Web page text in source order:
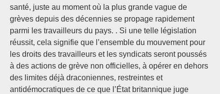
santé, juste au moment où la plus grande vague de
grèves depuis des décennies se propage rapidement
parmi les travailleurs du pays. . Si une telle législation
réussit, cela signifie que l’ensemble du mouvement pour
les droits des travailleurs et les syndicats seront poussés
à des actions de grève non officielles, à opérer en dehors
des limites déjà draconiennes, restreintes et
antidémocratiques de ce que l’État britannique juge